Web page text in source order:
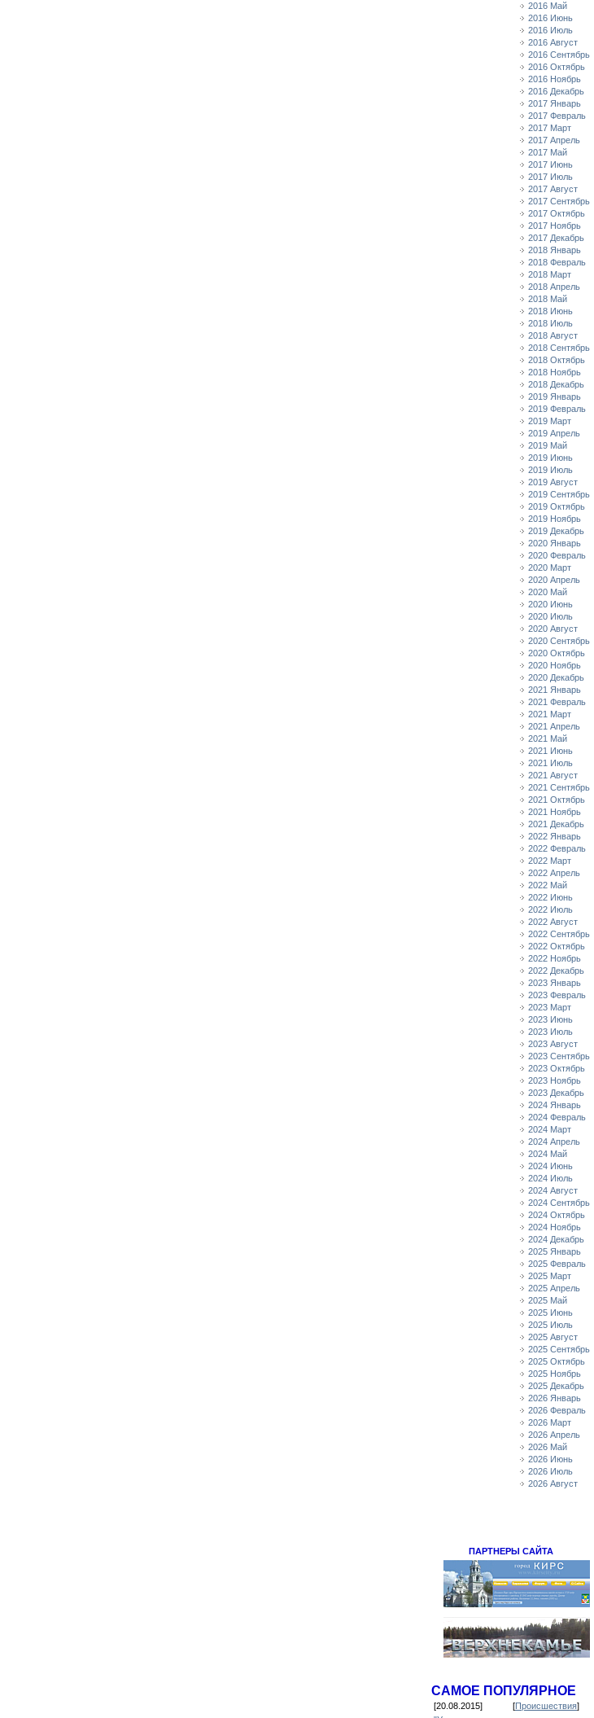
2016 Май
2016 Июнь
2016 Июль
2016 Август
2016 Сентябрь
2016 Октябрь
2016 Ноябрь
2016 Декабрь
2017 Январь
2017 Февраль
2017 Март
2017 Апрель
2017 Май
2017 Июнь
2017 Июль
2017 Август
2017 Сентябрь
2017 Октябрь
2017 Ноябрь
2017 Декабрь
2018 Январь
2018 Февраль
2018 Март
2018 Апрель
2018 Май
2018 Июнь
2018 Июль
2018 Август
2018 Сентябрь
2018 Октябрь
2018 Ноябрь
2018 Декабрь
2019 Январь
2019 Февраль
2019 Март
2019 Апрель
2019 Май
2019 Июнь
2019 Июль
2019 Август
2019 Сентябрь
2019 Октябрь
2019 Ноябрь
2019 Декабрь
2020 Январь
2020 Февраль
2020 Март
2020 Апрель
2020 Май
2020 Июнь
2020 Июль
2020 Август
2020 Сентябрь
2020 Октябрь
2020 Ноябрь
2020 Декабрь
2021 Январь
2021 Февраль
2021 Март
2021 Апрель
2021 Май
2021 Июнь
2021 Июль
2021 Август
2021 Сентябрь
2021 Октябрь
2021 Ноябрь
2021 Декабрь
2022 Январь
2022 Февраль
2022 Март
2022 Апрель
2022 Май
2022 Июнь
2022 Июль
2022 Август
2022 Сентябрь
2022 Октябрь
2022 Ноябрь
2022 Декабрь
2023 Январь
2023 Февраль
2023 Март
2023 Июнь
2023 Июль
2023 Август
2023 Сентябрь
2023 Октябрь
2023 Ноябрь
2023 Декабрь
2024 Январь
2024 Февраль
2024 Март
2024 Апрель
2024 Май
2024 Июнь
2024 Июль
2024 Август
2024 Сентябрь
2024 Октябрь
2024 Ноябрь
2024 Декабрь
2025 Январь
2025 Февраль
2025 Март
2025 Апрель
2025 Май
2025 Июнь
2025 Июль
2025 Август
2025 Сентябрь
2025 Октябрь
2025 Ноябрь
2025 Декабрь
2026 Январь
2026 Февраль
2026 Март
2026 Апрель
2026 Май
2026 Июнь
2026 Июль
2026 Август
ПАРТНЕРЫ САЙТА
САМОЕ ПОПУЛЯРНОЕ
[20.08.2015] [Происшествия]